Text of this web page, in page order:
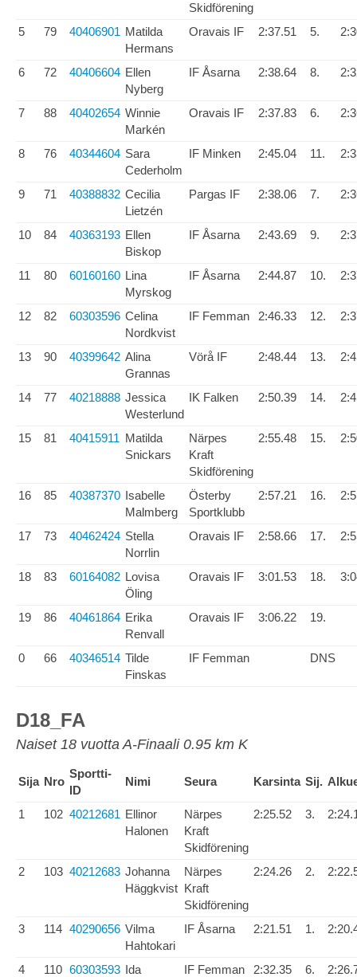
Skidförening
5 79 40406901 Matilda
Hermans
Oravais IF 2:37.51 5.
6 72 40406604 Ellen
Nyberg
IF Åsarna 2:38.64 8.
7 88 40402654 Winnie
Markén
Oravais IF 2:37.83 6.
8 76 40344604 Sara
Cederholm
IF Minken 2:45.04 11.
9 71 40388832 Cecilia
Lietzén
Pargas IF 2:38.06 7.
10 84 40363193 Ellen
Biskop
IF Åsarna 2:43.69 9.
11 80 60160160 Lina
Myrskog
IF Åsarna 2:44.87 10.
12 82 60303596 Celina
Nordkvist
IF Femman 2:46.33 12.
13 90 40399642 Alina
Grannas
Vörå IF 2:48.44 13.
14 77 40218888 Jessica
Westerlund
IK Falken 2:50.39 14.
15 81 40415911 Matilda
Snickars
Närpes
Kraft
Skidförening
2:55.48 15.
16 85 40387370 Isabelle
Malmberg
Österby
Sportklubb
2:57.21 16.
17 73 40462424 Stella
Norrlin
Oravais IF 2:58.66 17.
18 83 60164082 Lovisa
Öling
Oravais IF 3:01.53 18.
19 86 40461864 Erika
Renvall
Oravais IF 3:06.22 19.
0 66 40346514 Tilde
Finskas
IF Femman DNS
D18_FA
Naiset 18 vuotta A-Finaali 0.95 km K
Sija Nro
Sportti-
ID
Nimi Seura Karsinta Sij.
1 102 40212681 Ellinor
Halonen
Närpes
Kraft
Skidförening
2:25.52 3.
2 103 40212683 Johanna
Häggkvist
Närpes
Kraft
Skidförening
2:24.26 2.
3 114 40290656 Vilma
Hahtokari
IF Åsarna 2:21.51 1.
4 110 60303593 Ida IF Femman 2:32.35 6.